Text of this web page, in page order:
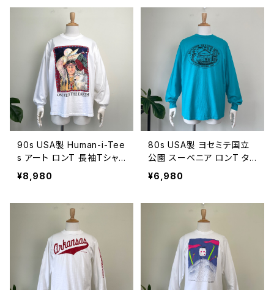
401
90s USA製 Human-i-Tee
s アート ロンT 長袖Tシャ
ツ インディアン ネイティブ
アメリカン アニマル 動物 フ
ヴィンテージ 古着 90年代
ビンテージ 白 ホワイト L 2
6040305
¥8,980
80s USA製 ヨセミテ国立
公園 スーベニア ロンT タ
ーコイズ ヴィンテージ 長袖
Tシャツ 古着 80年代 ビン
OSEMITE NATIONAL PA
RK L 26033006
¥6,980